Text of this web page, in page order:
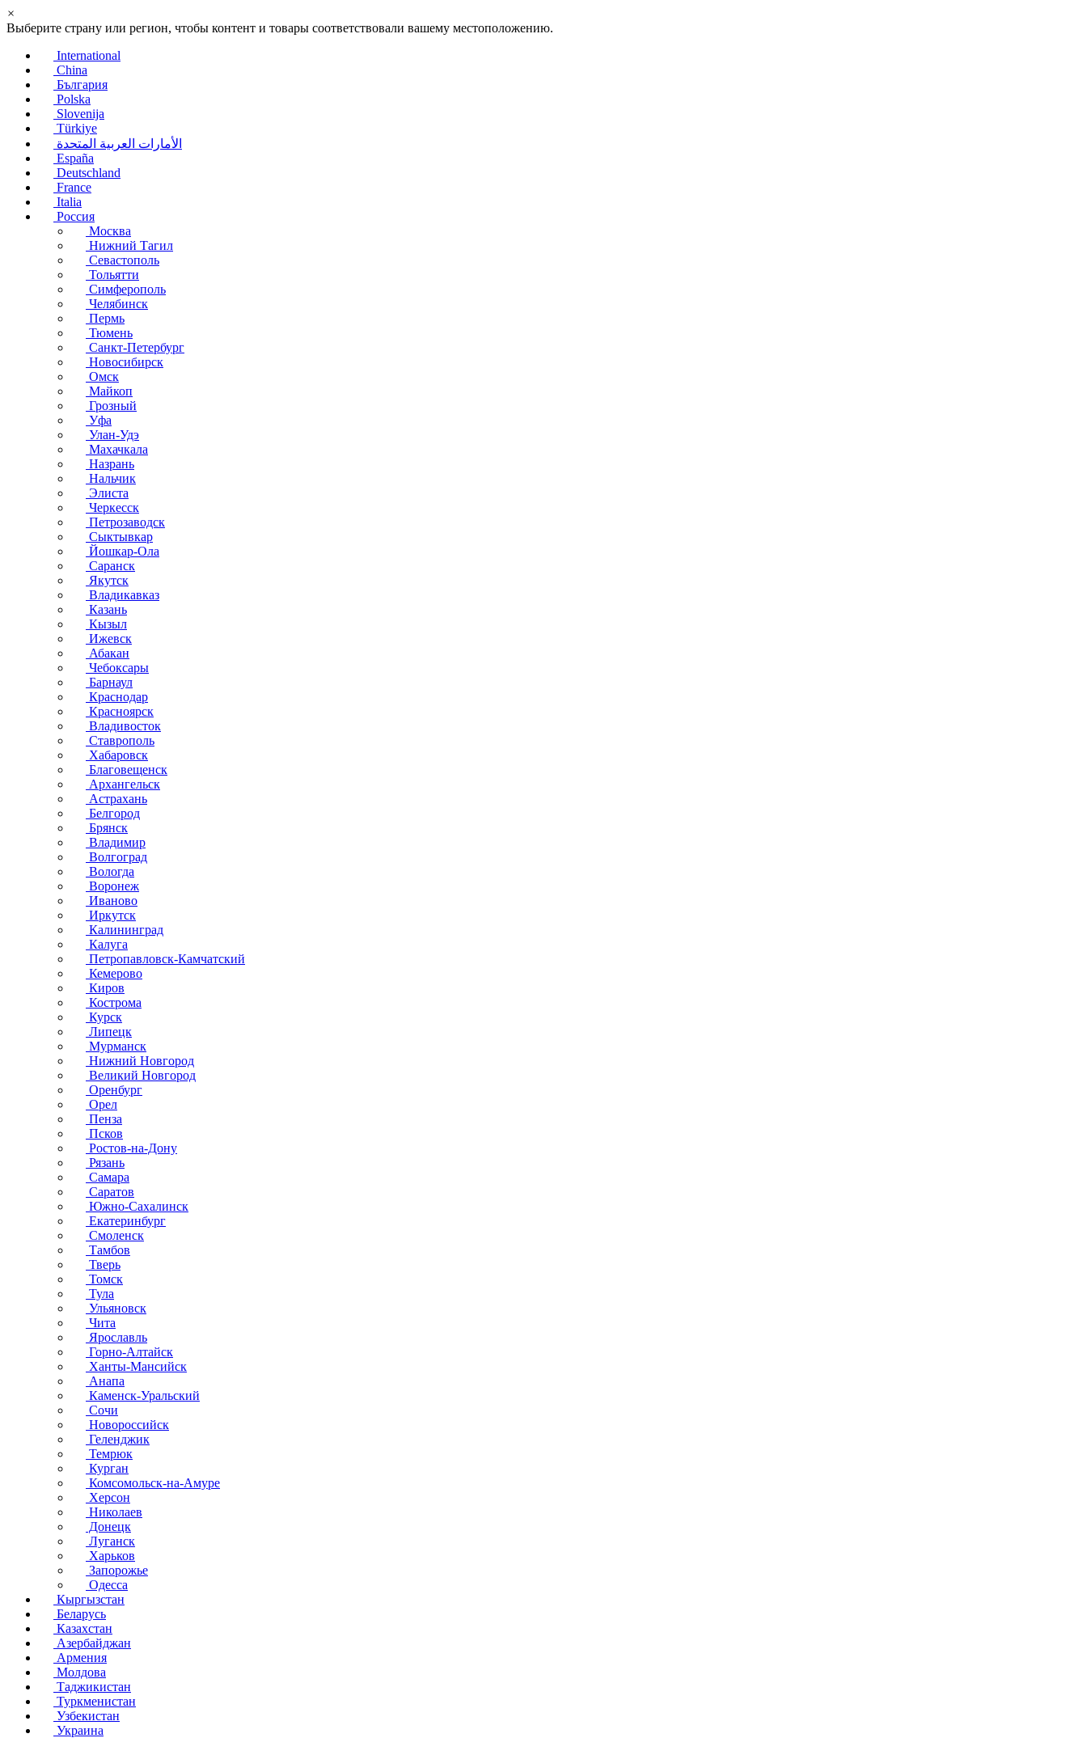
×
Выберите страну или регион, чтобы контент и товары соответствовали вашему местоположению.
International
China
България
Polska
Slovenija
Türkiye
الأمارات العربية المتحدة
España
Deutschland
France
Italia
Россия
Москва
Нижний Тагил
Севастополь
Тольятти
Симферополь
Челябинск
Пермь
Тюмень
Санкт-Петербург
Новосибирск
Омск
Майкоп
Грозный
Уфа
Улан-Удэ
Махачкала
Назрань
Нальчик
Элиста
Черкесск
Петрозаводск
Сыктывкар
Йошкар-Ола
Саранск
Якутск
Владикавказ
Казань
Кызыл
Ижевск
Абакан
Чебоксары
Барнаул
Краснодар
Красноярск
Владивосток
Ставрополь
Хабаровск
Благовещенск
Архангельск
Астрахань
Белгород
Брянск
Владимир
Волгоград
Вологда
Воронеж
Иваново
Иркутск
Калининград
Калуга
Петропавловск-Камчатский
Кемерово
Киров
Кострома
Курск
Липецк
Мурманск
Нижний Новгород
Великий Новгород
Оренбург
Орел
Пенза
Псков
Ростов-на-Дону
Рязань
Самара
Саратов
Южно-Сахалинск
Екатеринбург
Смоленск
Тамбов
Тверь
Томск
Тула
Ульяновск
Чита
Ярославль
Горно-Алтайск
Ханты-Мансийск
Анапа
Каменск-Уральский
Сочи
Новороссийск
Геленджик
Темрюк
Курган
Комсомольск-на-Амуре
Херсон
Николаев
Донецк
Луганск
Харьков
Запорожье
Одесса
Кыргызстан
Беларусь
Казахстан
Азербайджан
Армения
Молдова
Таджикистан
Туркменистан
Узбекистан
Украина